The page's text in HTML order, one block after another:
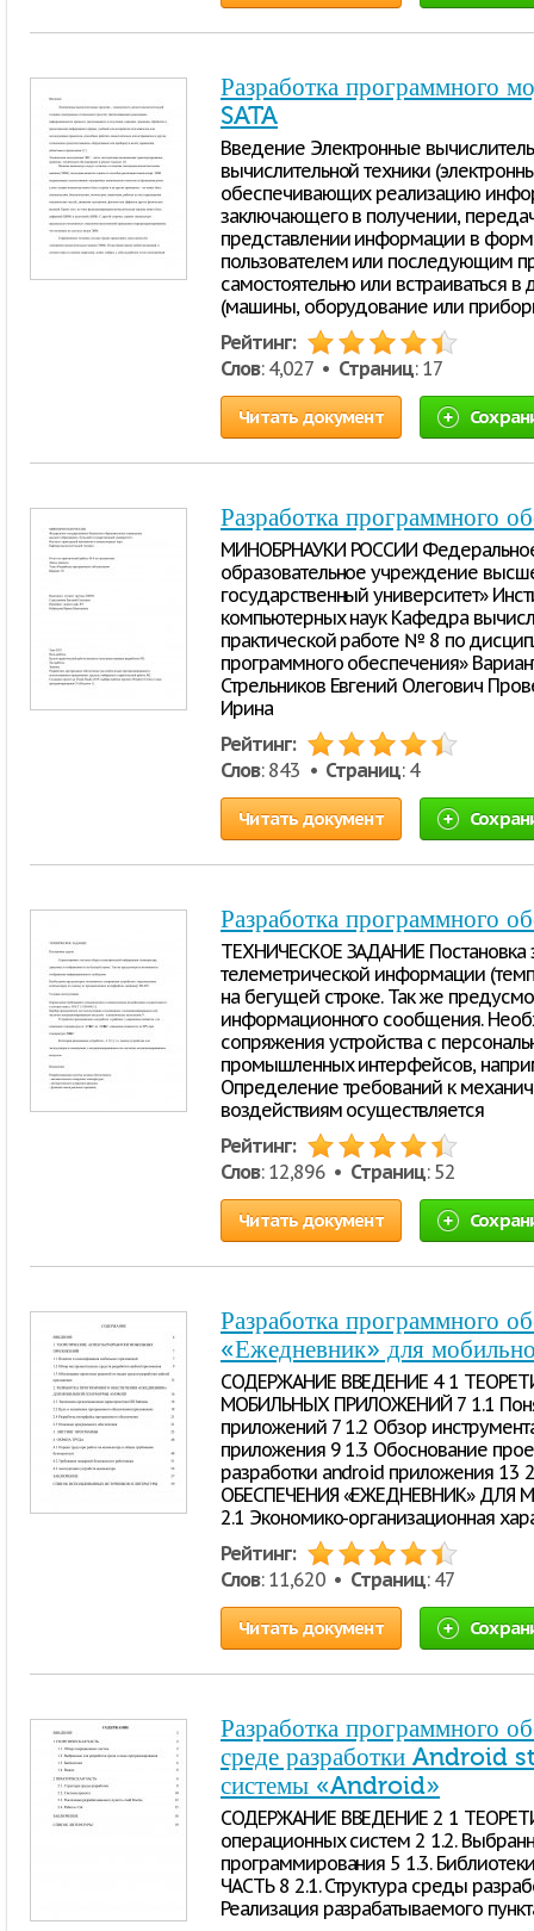
Разработка программного
SATA
Введение Электронные
вычислительной техники
обеспечивающих реализацию
заключающего в получении,
представлении информации в
пользователем или последующим
самостоятельно или встраиваться
(машины, оборудование или
Рейтинг:
Слов: 4,027 • Страниц: 17
Читать документ
Разработка программного
МИНОБРНАУКИ РОССИИ
образовательное учреждение
государственный университет»
компьютерных наук Кафедра
практической работе № 8 по
программного обеспечения»
Стрельников Евгений Олегович
Ирина
Рейтинг:
Слов: 843 • Страниц: 4
Читать документ
Разработка программного
ТЕХНИЧЕСКОЕ ЗАДАНИЕ Постановка
телеметрической информации
на бегущей строке. Так же
информационного сообщения.
сопряжения устройства с
промышленных интерфейсов,
Определение требований к
воздействиям осуществляется
Рейтинг:
Слов: 12,896 • Страниц: 52
Читать документ
Разработка программного
«Ежедневник» для
СОДЕРЖАНИЕ ВВЕДЕНИЕ 4 1
МОБИЛЬНЫХ ПРИЛОЖЕНИЙ 7 1.1
приложений 7 1.2 Обзор
приложения 9 1.3 Обоснование
разработки android приложения
ОБЕСПЕЧЕНИЯ «ЕЖЕДНЕВНИК» ДЛЯ
2.1 Экономико-организационная
Рейтинг:
Слов: 11,620 • Страниц: 47
Читать документ
Разработка программного
среде разработки Android
системы «Android»
СОДЕРЖАНИЕ ВВЕДЕНИЕ 2 1
операционных систем 2 1.2.
программирования 5 1.3.
ЧАСТЬ 8 2.1. Структура среды
Реализация разрабатываемого